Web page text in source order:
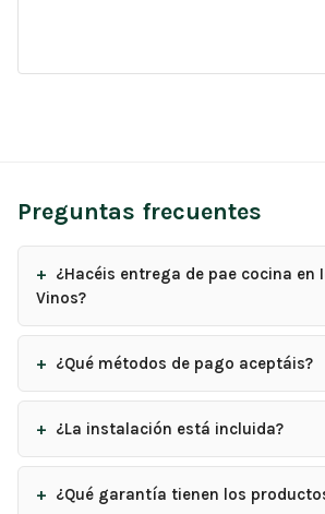
Preguntas frecuentes
¿Hacéis entrega de pae cocina en
Vinos?
¿Qué métodos de pago aceptáis?
¿La instalación está incluida?
¿Qué garantía tienen los